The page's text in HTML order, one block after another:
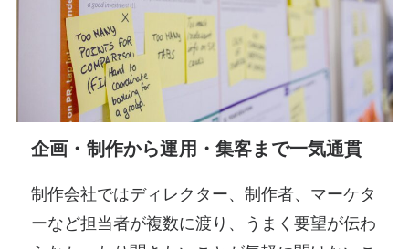
企画・制作から運用・集客まで一気通貫
制作会社ではディレクター、制作者、マーケタ
ーなど担当者が複数に渡り、うまく要望が伝わ